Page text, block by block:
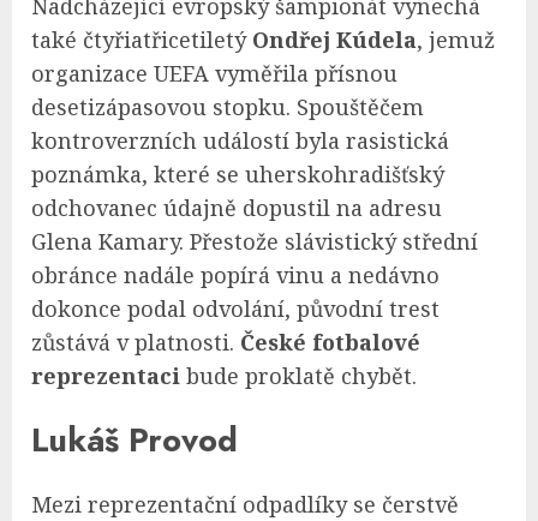
také čtyřiatřicetiletý Ondřej Kúdela, jemuž
organizace UEFA vyměřila přísnou
desetizápasovou stopku. Spouštěčem
kontroverzních událostí byla rasistická
poznámka, které se uherskohradišťský
odchovanec údajně dopustil na adresu
Glena Kamary. Přestože slávistický střední
obránce nadále popírá vinu a nedávno
dokonce podal odvolání, původní trest
zůstává v platnosti. České fotbalové
reprezentaci bude proklatě chybět.
Lukáš Provod
Mezi reprezentační odpadlíky se čerstvě